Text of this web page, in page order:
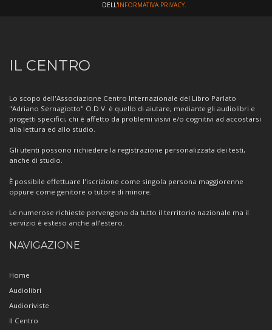
DELL'INFORMATIVA PRIVACY.
Informazioni
sul
Centro
IL CENTRO
Lo scopo dell'Associazione Centro Internazionale del Libro Parlato
"Adriano Sernagiotto" O.D.V. è quello di aiutare, mediante gli audiolibri e
progetti specifici, chi è affetto da problemi visivi e/o cognitivi ad accostarsi
alla lettura ed allo studio.
Gli utenti possono richiedere la registrazione personalizzata dei testi,
anche di studio.
È possibile effettuare l'iscrizione come singola persona maggiorenne
oppure come genitore o tutore di minore.
Le numerose richieste pervengono da tutto il territorio nazionale ma il
servizio è esteso anche all’estero.
NAVIGAZIONE
Home
Audiolibri
Audioriviste
Il Centro